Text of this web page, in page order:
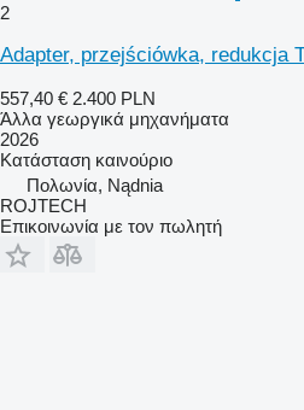
2
Adapter, przejściówka, redukcja
557,40 € 2.400 PLN
Άλλα γεωργικά μηχανήματα
2026
Κατάσταση καινούριο
Πολωνία, Nądnia
ROJTECH
Επικοινωνία με τον πωλητή